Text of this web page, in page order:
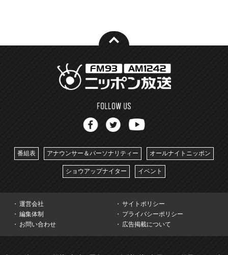
番組表 アナウンサー＆パーソナリティー オールナイトニッポン
ショウアップナイター イベント
運営会社
サイトポリシー
編集体制
プライバシーポリシー
お問い合わせ
広告掲載について